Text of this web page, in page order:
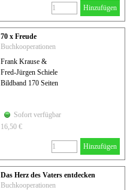
Hinzufügen
70 x Freude
Buchkooperationen
Frank Krause &
Fred-Jürgen Schiele
Bildband 170 Seiten
Sofort verfügbar
16,50 €
Hinzufügen
Das Herz des Vaters entdecken
Buchkooperationen